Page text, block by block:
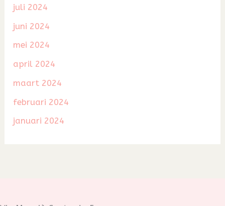
juli 2024
juni 2024
mei 2024
april 2024
maart 2024
februari 2024
januari 2024